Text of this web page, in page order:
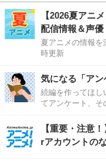
【2026夏アニ
配信情報＆声優
夏アニメの情報
時更新
気になる「アン
続編を作ってほし
てアンケート、そ
【重要・注意
rアカウントの